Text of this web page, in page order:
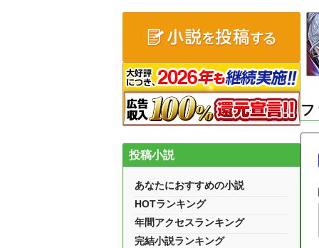
投稿小説
あなたにおすすめの小説
HOTランキング
年間アクセスランキング
完結小説ランキング